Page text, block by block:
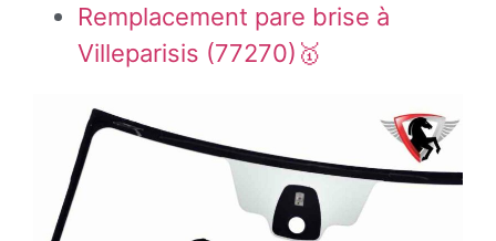
Remplacement pare brise à
Villeparisis (77270)🥇